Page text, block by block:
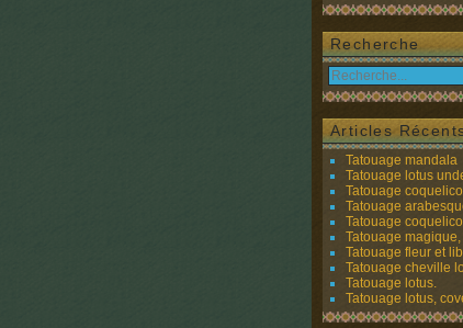
Recherche
Articles
Tatouage mandala
Tatouage lotus
Tatouage
Tatouage
Tatouage
Tatouage
Tatouage fleur et
Tatouage cheville
Tatouage lotus.
Tatouage lotus,